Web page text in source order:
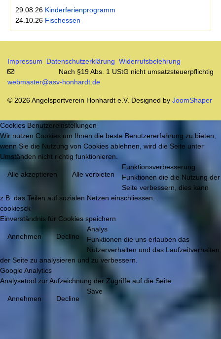
29.08.26 Kinderferienprogramm
24.10.26 Fischessen
Impressum Datenschutzerklärung Widerrufsbelehrung
Nach §19 Abs. 1 UStG nicht umsatzsteuerpflichtig
webmaster@asv-honhardt.de
© 2026 Angelsportverein Honhardt e.V. Designed by JoomShaper
Cookies Benutzereinstellungen
Wir nutzen Cookies um Ihnen die beste Benutzererfahrung zu bieten,
wenn Sie die Nutzung von Cookies ablehnen, wird die Seite unter
Umständen nicht richtig funktionieren.
Alle akzeptieren Alle verbieten
Funktionsverbesserung
Funktionen die die Nutzung der
Seite verbessern, dies kann
z.B. das Teilen auf sozialen Netzen einschliessen.
cookiesck
Einverständnis für Cookies speichern
Annehmen Decline
Analys
Funktionen die uns erlauben das
Nutzerverhalten und das Laufzeitverhalten
der Seite zu analysieren und zu verbessern.
Google Analytics
Analysetool zur Aufzeichnung der Zugriffe auf die Seite
Annehmen Decline
Save